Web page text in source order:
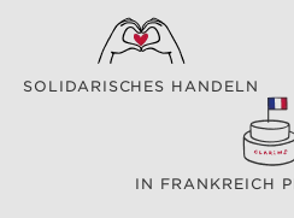
SOLIDARISCHES HANDELN
IN FRANKREICH